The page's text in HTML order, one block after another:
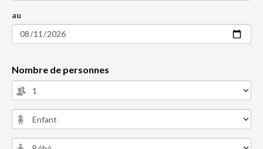
au
Nombre de personnes